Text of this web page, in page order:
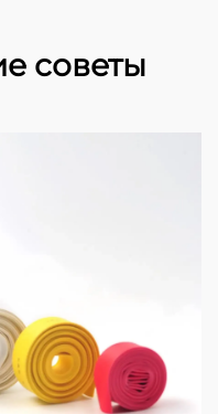
советы